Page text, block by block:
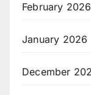
February 2026
January 2026
December